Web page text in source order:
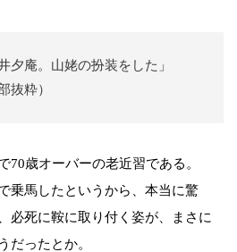
夕庵。山姥の扮装をした」
抜粋）
70歳オーバーの老近習である。
乗馬したというから、本当に驚
必死に鞍に取り付く姿が、まさに
だったとか。